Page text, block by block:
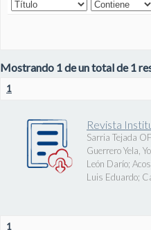
Mostrando 1 de un total de 1
1
Revista
Sarria Tejada
Guerrero Yela,
León Darío;
Luis Eduardo;
1